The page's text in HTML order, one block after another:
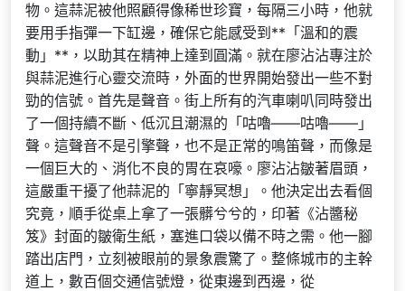
物。這蒜泥被他照顧得像稀世珍寶，每隔三小時，他就
要用手指彈一下缸邊，確保它能感受到**「溫和的震
動」**，以助其在精神上達到圓滿。就在廖沾沾專注於
與蒜泥進行心靈交流時，外面的世界開始發出一些不對
勁的信號。首先是聲音。街上所有的汽車喇叭同時發出
了一個持續不斷、低沉且潮濕的「咕嚕——咕嚕——」
聲。這聲音不是引擎聲，也不是正常的鳴笛聲，而像是
一個巨大的、消化不良的胃在哀嚎。廖沾沾皺著眉頭，
這嚴重干擾了他蒜泥的「寧靜冥想」。他決定出去看個
究竟，順手從桌上拿了一張髒兮兮的，印著《沾醬秘
笈》封面的皺衛生紙，塞進口袋以備不時之需。他一腳
踏出店門，立刻被眼前的景象震驚了。整條城市的主幹
道上，數百個交通信號燈，從東邊到西邊，從